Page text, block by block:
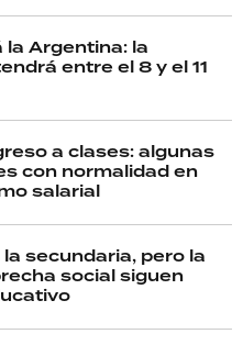
la Argentina: la
entre el 8 y el 11
a clases: algunas
con normalidad en
salarial
secundaria, pero la
social siguen